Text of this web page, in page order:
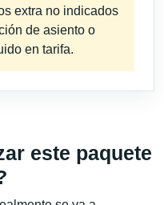
extra no indicados
de asiento o
en tarifa.
este paquete